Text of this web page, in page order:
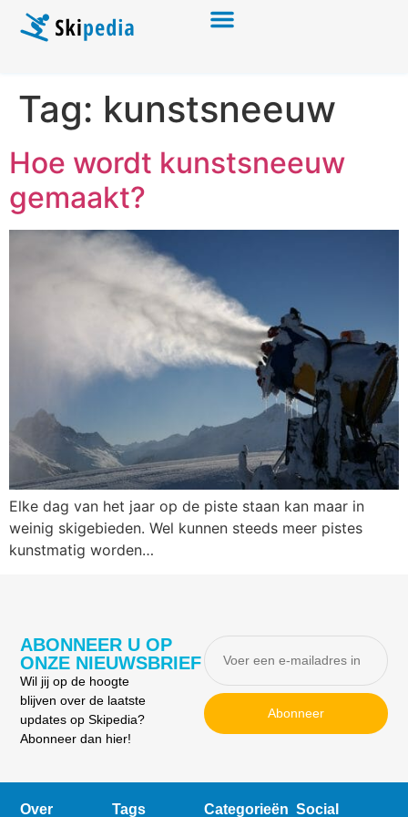
Tag: kunstsneeuw
Hoe wordt kunstsneeuw
gemaakt?
Elke dag van het jaar op de piste staan kan maar in
weinig skigebieden. Wel kunnen steeds meer pistes
kunstmatig worden…
ABONNEER U OP
ONZE NIEUWSBRIEF
Wil jij op de hoogte
blijven over de laatste
updates op Skipedia?
Abonneer dan hier!
Abonneer
Over Tags Categorieën Social